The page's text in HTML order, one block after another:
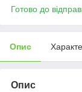
Готово до
Опис
Опис